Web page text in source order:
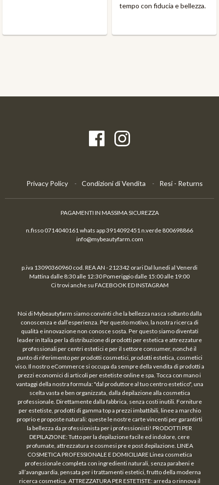
tempo con fiducia e bellezza.
Privacy Policy Condizioni di Vendita Resi - Returns
PAGAMENTI IN MASSIMA SICUREZZA
n.fisso 0714040161 whats app 3914092451 n.verde 800698866
info@mybeautyfarm.com
p.iva 13090360960 cod. REA AN - 212342 orari Dal lunedi al Venerdi
Mattina dalle 8:30 alle 12:30 Pomeriggio dalle 15:00 alle 19:00
Ci trovi anche su FACEBOOK ED INSTAGRAM
Noi di Mybeautyfarm siamo convinti che la bellezza nasca soltanto dalla
conoscenza e dall’esperienza. Per questo motivo, la nostra ricerca di
qualità e innovazione non conosce sosta. Per questo siamo diventati
leader in Italia per la distribuzione di prodotti per estetica e attrezzature
professionali per centri estetici e per il settore consumer, nonché il
punto di riferimento per prodotti cosmetici, prodotti estetica, cosmetici
viso. Il nostro eCommerce si occupa da sempre della vendita di prodotti a
prezzi economici di articoli per estetiste online e spa. Tocca con mano i
vantaggi della nostra formula: "dal produttore al tuo centro estetico", una
scelta vasta e ben organizzata, dalla depilazione alla cosmetica
professionale. Direttamente dalla fabbrica, senza costi inutili. Forniture
per estetiste, prodotti di gamma top a prezzi imbattibili, linee a marchio
proprio e proposte naturali: queste le nostre carte vincenti per garantirti
la bellezza da professionista per i professionisti! PRODOTTI PER
DEPILAZIONE: Tutto per la depilazione facile ed indolore, cere
profumate, attrezzatura e cosmesi pre e post depilazione. LINEA
COSMETICA PROFESSIONALE E DOMICILIARE Linea cosmetica
professionale completa con ingredienti naturali, senza parabeni e
all’avanguardia, pensata per i trattamenti estetici, frutto della moderna
ricerca cosmetica. ATTREZZATURA PER ESTETISTE: arreda o rinnova il